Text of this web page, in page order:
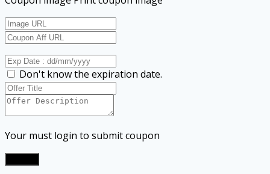
Don't know the expiration date.
Your must login to submit coupon